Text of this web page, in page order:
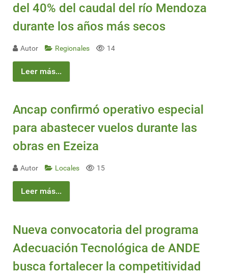
del 40% del caudal del río Mendoza
durante los años más secos
Autor Regionales 14
Leer más...
Ancap confirmó operativo especial
para abastecer vuelos durante las
obras en Ezeiza
Autor Locales 15
Leer más...
Nueva convocatoria del programa
Adecuación Tecnológica de ANDE
busca fortalecer la competitividad